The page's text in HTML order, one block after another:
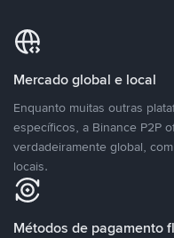
Mercado global e local
Enquanto muitas outras
específicos, a Binance P2P
verdadeiramente global,
locais.
Métodos de pagamento